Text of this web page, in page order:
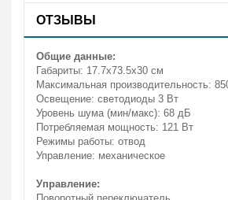
ОТЗЫВЫ
Общие данные:
Габариты: 17.7х73.5х30 см
Максимальная производительность:
Освещение: светодиоды 3 Вт
Уровень шума (мин/макс): 68 дБ
Потребляемая мощность: 121 Вт
Режимы работы: отвод
Управление: механическое
Управление: